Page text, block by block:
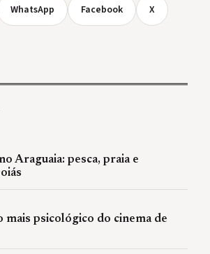
WhatsApp Facebook X
Araguaia: pesca, praia e
mais psicológico do cinema de